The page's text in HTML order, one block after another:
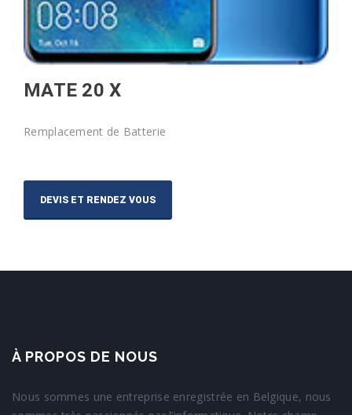
MATE 20 X
Remplacement de Batterie
DEVIS ET RENDEZ VOUS
À PROPOS DE NOUS
Nous sommes une entreprise enregistrée en Belgique, nous